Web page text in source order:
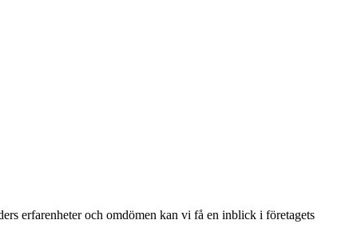
erfarenheter och omdömen kan vi få en inblick i företagets